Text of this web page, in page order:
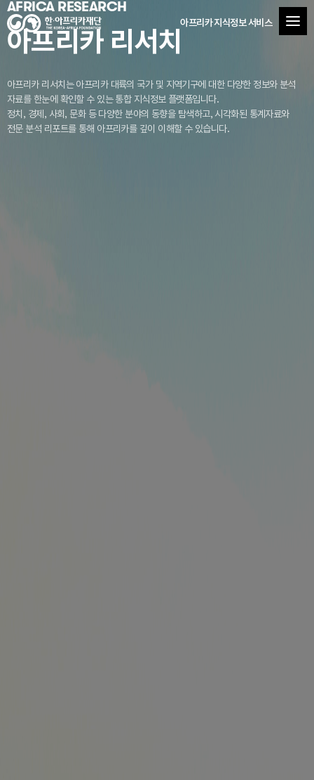
아프리카 지식정보 서비스
AFRICA RESEARCH
아프리카 리서치
아프리카 리서치는 아프리카 대륙의 국가 및 지역기구에 대한 다양한 정보와 분석
자료를 한눈에 확인할 수 있는 통합 지식정보 플랫폼입니다.
정치, 경제, 사회, 문화 등 다양한 분야의 동향을 탐색하고, 시각화된 통계자료와
전문 분석 리포트를 통해 아프리카를 깊이 이해할 수 있습니다.